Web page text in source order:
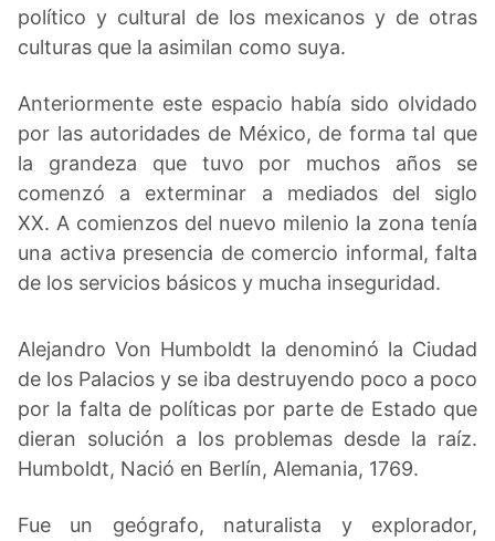
político y cultural de los mexicanos y de otras
culturas que la asimilan como suya.
Anteriormente este espacio había sido olvidado
por las autoridades de México, de forma tal que
la grandeza que tuvo por muchos años se
comenzó a exterminar a mediados del siglo
XX. A comienzos del nuevo milenio la zona tenía
una activa presencia de comercio informal, falta
de los servicios básicos y mucha inseguridad.
Alejandro Von Humboldt la denominó la Ciudad
de los Palacios y se iba destruyendo poco a poco
por la falta de políticas por parte de Estado que
dieran solución a los problemas desde la raíz.
Humboldt, Nació en Berlín, Alemania, 1769.
Fue un geógrafo, naturalista y explorador,